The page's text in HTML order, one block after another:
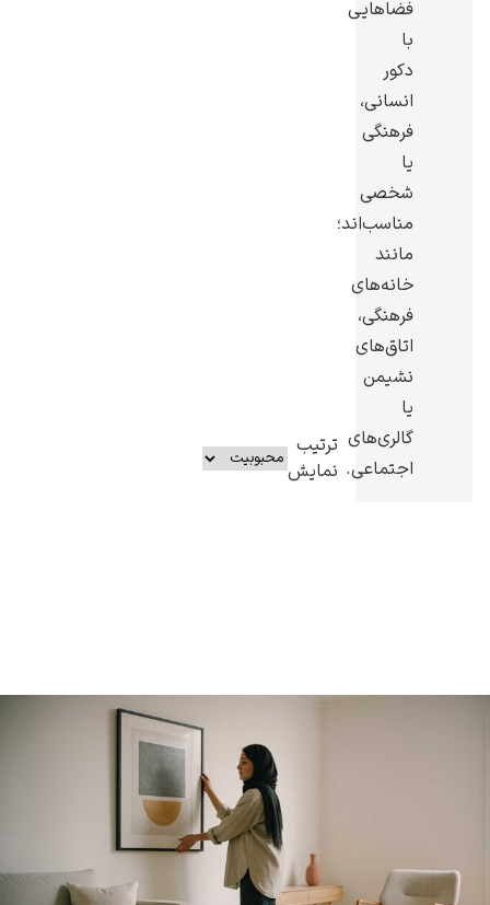
فضاهایی
با
دکور
انسانی،
فرهنگی
یا
شخصی
مناسب‌اند؛
مانند
خانه‌های
فرهنگی،
اتاق‌های
نشیمن
یا
گالری‌های
اجتماعی.
ترتیب
نمایش